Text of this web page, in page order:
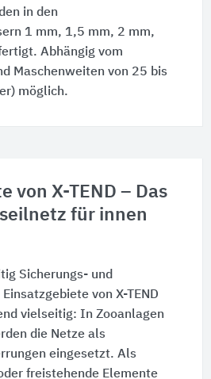
in den
1 mm, 1,5 mm, 2 mm,
Abhängig vom
Maschenweiten von 25 bis
möglich.
von X-TEND – Das
für innen
Sicherungs- und
von X-TEND
vielseitig: In Zooanlagen
die Netze als
eingesetzt. Als
freistehende Elemente